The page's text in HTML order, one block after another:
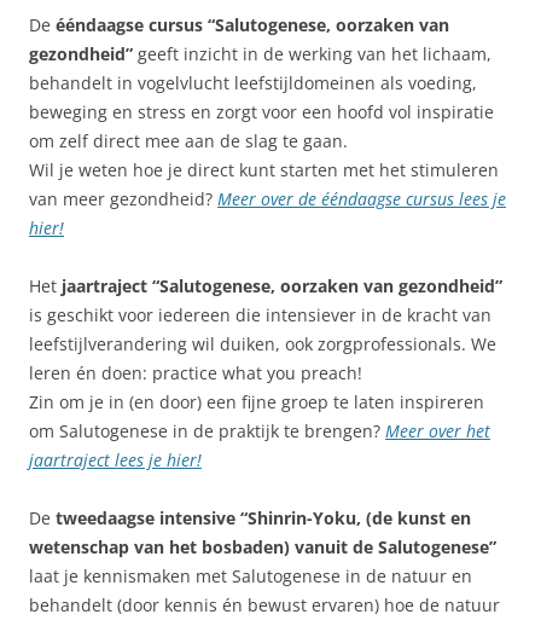
De ééndaagse cursus “Salutogenese, oorzaken van
gezondheid” geeft inzicht in de werking van het lichaam,
behandelt in vogelvlucht leefstijldomeinen als voeding,
beweging en stress en zorgt voor een hoofd vol inspiratie
om zelf direct mee aan de slag te gaan.
Wil je weten hoe je direct kunt starten met het stimuleren
van meer gezondheid? Meer over de ééndaagse cursus lees je
hier!
Het jaartraject “Salutogenese, oorzaken van gezondheid”
is geschikt voor iedereen die intensiever in de kracht van
leefstijlverandering wil duiken, ook zorgprofessionals. We
leren én doen: practice what you preach!
Zin om je in (en door) een fijne groep te laten inspireren
om Salutogenese in de praktijk te brengen? Meer over het
jaartraject lees je hier!
De tweedaagse intensive “Shinrin-Yoku, (de kunst en
wetenschap van het bosbaden) vanuit de Salutogenese”
laat je kennismaken met Salutogenese in de natuur en
behandelt (door kennis én bewust ervaren) hoe de natuur